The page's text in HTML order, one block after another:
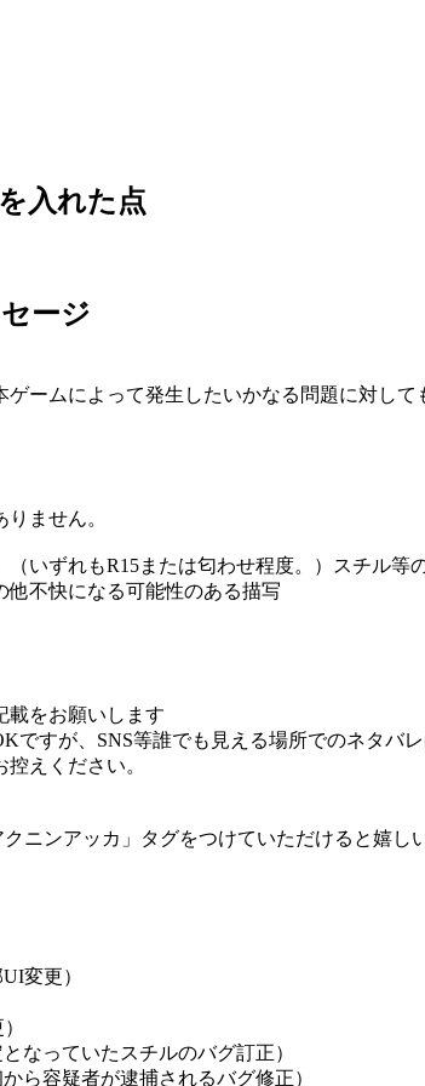
入れた点
ージ
ームによって発生したいかなる問題に対し
ません。
いずれもR15または匂わせ程度。）スチル等
不快になる可能性のある描写
載をお願いします
ですが、SNS等誰でも見える場所でのネタバレ
えください。
ニンアッカ」タグをつけていただけると嬉し
変更）
なっていたスチルのバグ訂正）
ら容疑者が逮捕されるバグ修正）